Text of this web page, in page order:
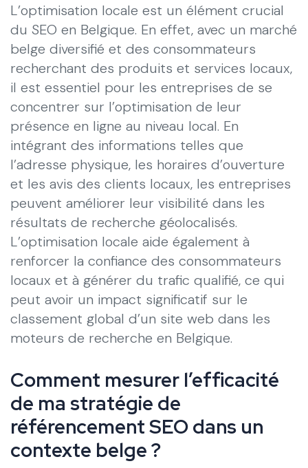
L’optimisation locale est un élément crucial
du SEO en Belgique. En effet, avec un marché
belge diversifié et des consommateurs
recherchant des produits et services locaux,
il est essentiel pour les entreprises de se
concentrer sur l’optimisation de leur
présence en ligne au niveau local. En
intégrant des informations telles que
l’adresse physique, les horaires d’ouverture
et les avis des clients locaux, les entreprises
peuvent améliorer leur visibilité dans les
résultats de recherche géolocalisés.
L’optimisation locale aide également à
renforcer la confiance des consommateurs
locaux et à générer du trafic qualifié, ce qui
peut avoir un impact significatif sur le
classement global d’un site web dans les
moteurs de recherche en Belgique.
Comment mesurer l’efficacité
de ma stratégie de
référencement SEO dans un
contexte belge ?